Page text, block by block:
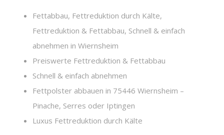
Fettabbau, Fettreduktion durch Kälte,
Fettreduktion & Fettabbau, Schnell & einfach
abnehmen in Wiernsheim
Preiswerte Fettreduktion & Fettabbau
Schnell & einfach abnehmen
Fettpolster abbauen in 75446 Wiernsheim –
Pinache, Serres oder Iptingen
Luxus Fettreduktion durch Kälte